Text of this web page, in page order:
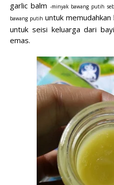
garlic balm -minyakbawang putih
bawang putih untuk memudahkan
untuk seisi keluarga dari
emas.